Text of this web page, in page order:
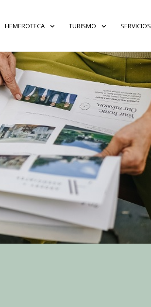
HEMEROTECA TURISMO SERVICIOS